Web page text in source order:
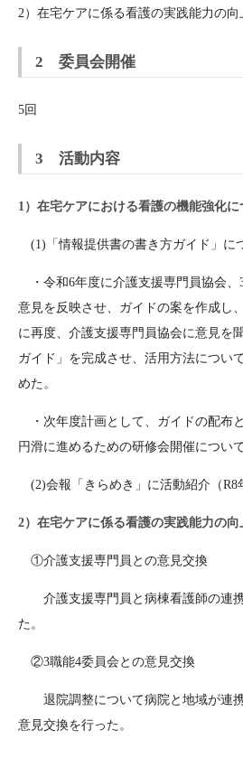
2）在宅ケアに係る看護の実践能力の向
2 委員会開催
5回
3 活動内容
1）在宅ケアにおける看護の機能強化に
(1)「情報提供書の書き方ガイド」に
・令和6年度に介護支援専門員協会、
意見を反映させ、ガイドの案を作成し
に再度、介護支援専門員協会に意見を
ガイド」を完成させ、活用方法につい
めた。
・次年度計画として、ガイドの配布
円滑に進めるための研修会開催につい
(2)会報「きらめき」に活動紹介（R8
2）在宅ケアに係る看護の実践能力の向
①介護支援専門員との意見交換
介護支援専門員と病棟看護師の連携
た。
②3職能4委員会との意見交換
退院調整について病院と地域が連携
意見交換を行った。